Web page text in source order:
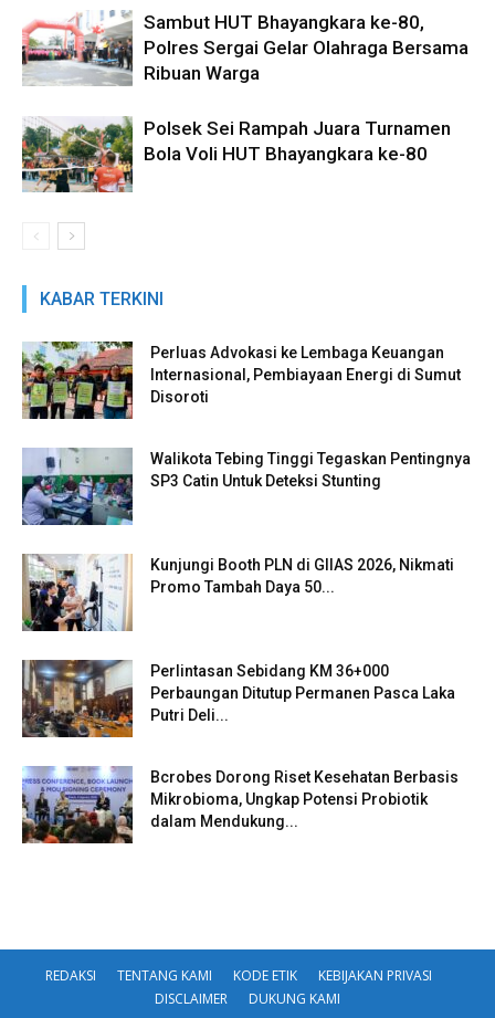
Sambut HUT Bhayangkara ke-80,
Polres Sergai Gelar Olahraga Bersama
Ribuan Warga
Polsek Sei Rampah Juara Turnamen
Bola Voli HUT Bhayangkara ke-80
KABAR TERKINI
Perluas Advokasi ke Lembaga Keuangan
Internasional, Pembiayaan Energi di Sumut
Disoroti
Walikota Tebing Tinggi Tegaskan Pentingnya
SP3 Catin Untuk Deteksi Stunting
Kunjungi Booth PLN di GIIAS 2026, Nikmati
Promo Tambah Daya 50...
Perlintasan Sebidang KM 36+000
Perbaungan Ditutup Permanen Pasca Laka
Putri Deli...
Bcrobes Dorong Riset Kesehatan Berbasis
Mikrobioma, Ungkap Potensi Probiotik
dalam Mendukung...
REDAKSI TENTANG KAMI KODE ETIK
KEBIJAKAN PRIVASI
DISCLAIMER
DUKUNG KAMI